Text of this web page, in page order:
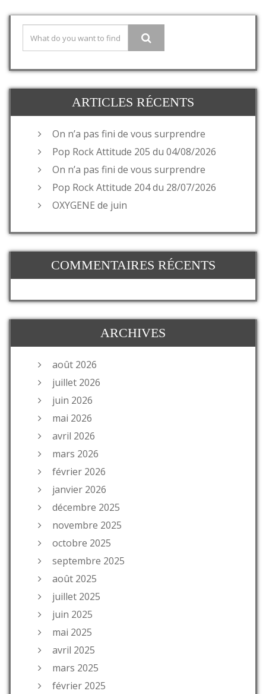
ARTICLES RÉCENTS
On n’a pas fini de vous surprendre
Pop Rock Attitude 205 du 04/08/2026
On n’a pas fini de vous surprendre
Pop Rock Attitude 204 du 28/07/2026
OXYGENE de juin
COMMENTAIRES RÉCENTS
ARCHIVES
août 2026
juillet 2026
juin 2026
mai 2026
avril 2026
mars 2026
février 2026
janvier 2026
décembre 2025
novembre 2025
octobre 2025
septembre 2025
août 2025
juillet 2025
juin 2025
mai 2025
avril 2025
mars 2025
février 2025